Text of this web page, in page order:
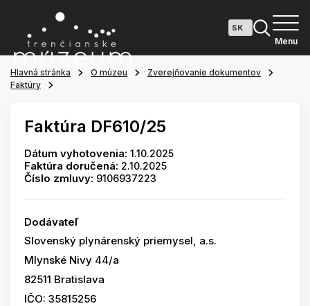
Menu
Hlavná stránka O múzeu
Zverejňovanie dokumentov
Faktúry
Faktúra DF610/25
Dátum vyhotovenia: 1.10.2025
Faktúra doručená: 2.10.2025
Číslo zmluvy: 9106937223
Dodávateľ
Slovenský plynárenský priemysel, a.s.
Mlynské Nivy 44/a
82511 Bratislava
IČO: 35815256